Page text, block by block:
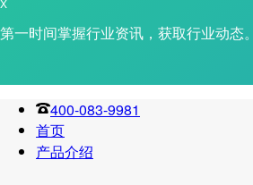
X
第一时间掌握行业资讯，获取行业动态。
400-083-9981
首页
产品介绍